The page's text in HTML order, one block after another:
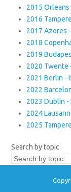
2015
2016
2017 Azores
2018
2019
2020 Twente
2021 Berlin -
2022
2023 Dublin -
2024
2025
Search by topic